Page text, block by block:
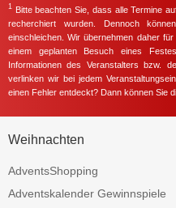
1 Bitte beachten Sie, dass alle Termine
recherchiert wurden. Dennoch
einschleichen. Wir übernehmen daher
einem geplanten Besuch eines
Informationen des Veranstalters bzw.
verlinken wir bei jedem
einen Fehler entdeckt? Dann können Sie
Weihnachten
AdventsShopping
Adventskalender Gewinnspiele